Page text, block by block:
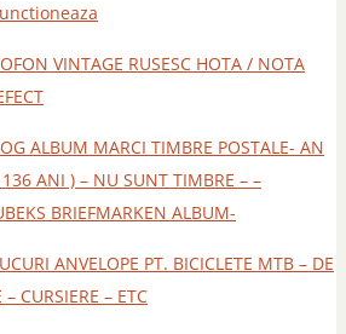
VINTAGE RUSESC HOTA / NOTA
ALBUM MARCI TIMBRE POSTALE- AN
ANI ) – NU SUNT TIMBRE – –
BRIEFMARKEN ALBUM-
ANVELOPE PT. BICICLETE MTB – DE
– CURSIERE – ETC